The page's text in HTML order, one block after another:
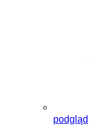
podgląd